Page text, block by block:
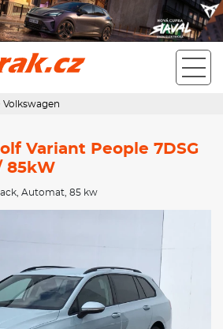
People 7DSG mHEV
Volkswagen
Variant People 7DSG
85kW
Automat , 85 kw